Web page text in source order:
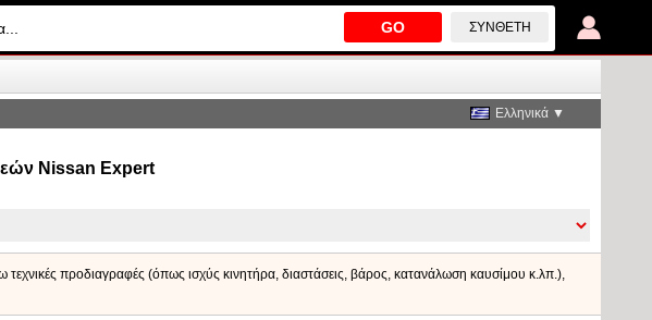
GO ΣΎΝΘΕΤΗ
Ελληνικά ▼
Nissan Expert
τεχνικές προδιαγραφές (όπως ισχύς κινητήρα, διαστάσεις, βάρος, κατανάλωση καυσίμου κ.λπ.),